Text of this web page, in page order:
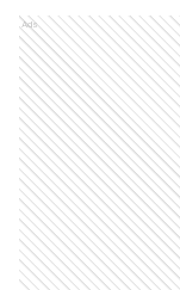
Ads